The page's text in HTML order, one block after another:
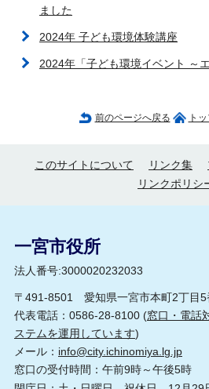
ました
2024年 子ども環境体験講座
2024年「子ども環境イベント ～
前のページへ戻る ト
このサイトについて リンク集
リンクポリシ
一宮市役所
法人番号:3000020232033
〒491-8501 愛知県一宮市本町2丁目5
代表電話：0586-28-8100 (窓口・電話
ステムを運用しています)
メール： info@city.ichinomiya.lg.jp
窓口の受付時間：午前9時～午後5時